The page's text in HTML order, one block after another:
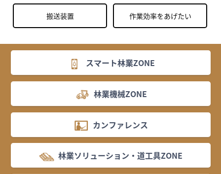
搬送装置 作業効率をあげたい
スマート林業ZONE
林業機械ZONE
カンファレンス
林業ソリューション・道工具ZONE